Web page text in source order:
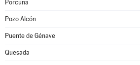
Porcuna
Pozo Alcón
Puente de Génave
Quesada